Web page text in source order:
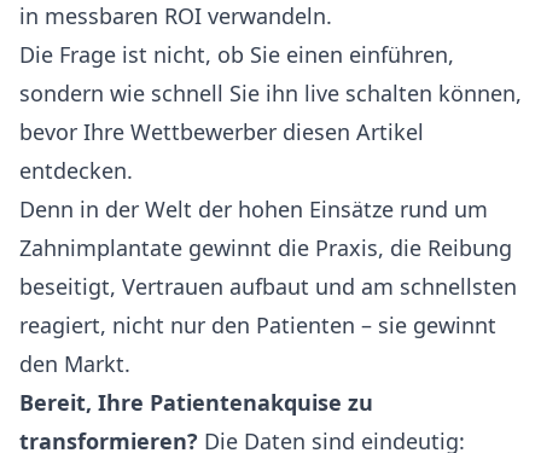
in messbaren ROI verwandeln.
Die Frage ist nicht, ob Sie einen einführen,
sondern wie schnell Sie ihn live schalten können,
bevor Ihre Wettbewerber diesen Artikel
entdecken.
Denn in der Welt der hohen Einsätze rund um
Zahnimplantate gewinnt die Praxis, die Reibung
beseitigt, Vertrauen aufbaut und am schnellsten
reagiert, nicht nur den Patienten – sie gewinnt
den Markt.
Bereit, Ihre Patientenakquise zu
transformieren? Die Daten sind eindeutig: